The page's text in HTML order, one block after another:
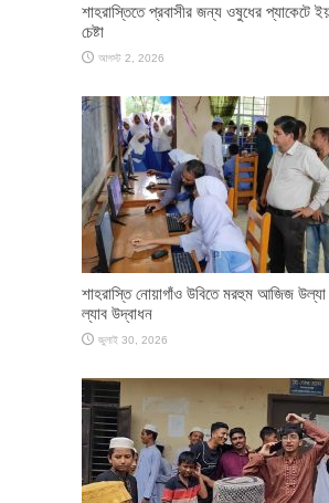
শাহরাস্তিতে প্রবাসীর জন্য ওষুধের প্যাকেটে
চেষ্টা
আগস্ট 2, 2026
শাহরাস্তি নোয়াগাঁও উবিতে মরহুম আজিজ উল্যা
ল্যাব উদ্বাধন
জুলাই 30, 2026